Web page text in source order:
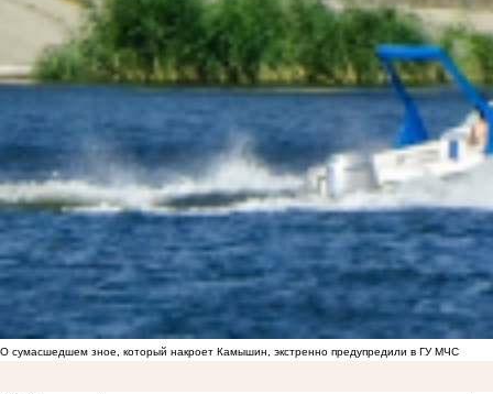
О сумасшедшем зное, который накроет Камышин, экстренно предупредили в ГУ МЧС